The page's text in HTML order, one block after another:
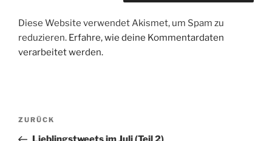
Diese Website verwendet Akismet, um Spam zu
reduzieren. Erfahre, wie deine Kommentardaten
verarbeitet werden.
Beitragsnavigation
Vorheriger
Beitrag
ZURÜCK